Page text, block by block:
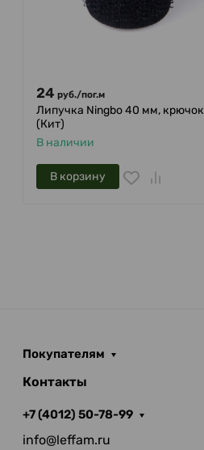
24 руб./пог.м
Липучка Ningbo 40 мм, крючок
(Кит)
В наличии
В корзину
Покупателям
Контакты
+7 (4012) 50-78-99
info@leffam.ru